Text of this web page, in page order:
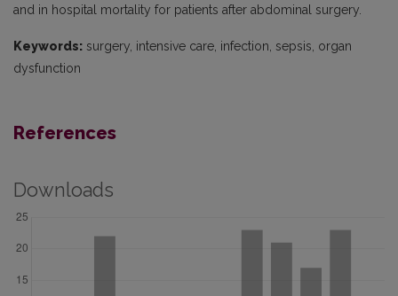
and in hospital mortality for patients after abdominal surgery.
Keywords: surgery, intensive care, infection, sepsis, organ
dysfunction
References
Downloads